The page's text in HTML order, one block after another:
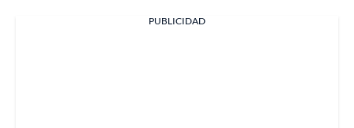
PUBLICIDAD